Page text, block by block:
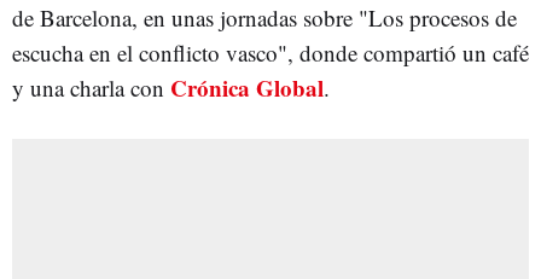
de Barcelona, en unas jornadas sobre "Los procesos de
escucha en el conflicto vasco", donde compartió un café
y una charla con Crónica Global.